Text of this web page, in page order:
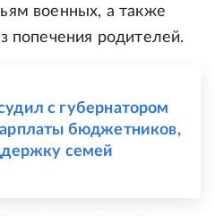
военных, а также
попечения родителей.
с губернатором
бюджетников,
семей